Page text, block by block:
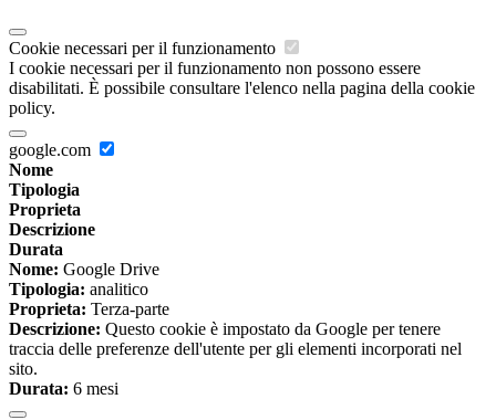
Cookie necessari per il funzionamento
I cookie necessari per il funzionamento non possono essere
disabilitati. È possibile consultare l'elenco nella pagina della cookie
policy.
google.com
Nome
Tipologia
Proprieta
Descrizione
Durata
Nome: Google Drive
Tipologia: analitico
Proprieta: Terza-parte
Descrizione: Questo cookie è impostato da Google per tenere
traccia delle preferenze dell'utente per gli elementi incorporati nel
sito.
Durata: 6 mesi